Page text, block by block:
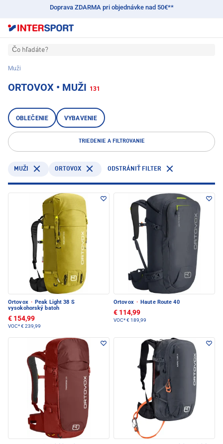
Doprava ZDARMA pri objednávke nad 50€**
Čo hľadáte?
Muži
ORTOVOX • MUŽI 131
OBLEČENIE VYBAVENIE
TRIEDENIE A FILTROVANIE
MUŽI ORTOVOX ODSTRÁNIŤ FILTER
Ortovox · Peak Light 38 S
vysokohorský batoh
€ 154,99
VOC*€ 239,99
Ortovox · Haute Route 40
€ 114,99
VOC*€ 189,99